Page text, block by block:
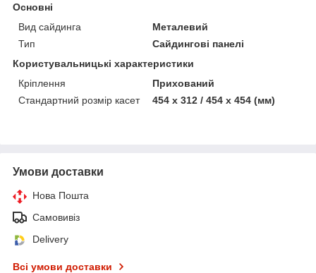
Основні
Вид сайдинга
Металевий
Тип
Сайдингові панелі
Користувальницькі характеристики
Кріплення
Прихований
Стандартний розмір касет
454 х 312 / 454 х 454 (мм)
Умови доставки
Нова Пошта
Самовивіз
Delivery
Всі умови доставки